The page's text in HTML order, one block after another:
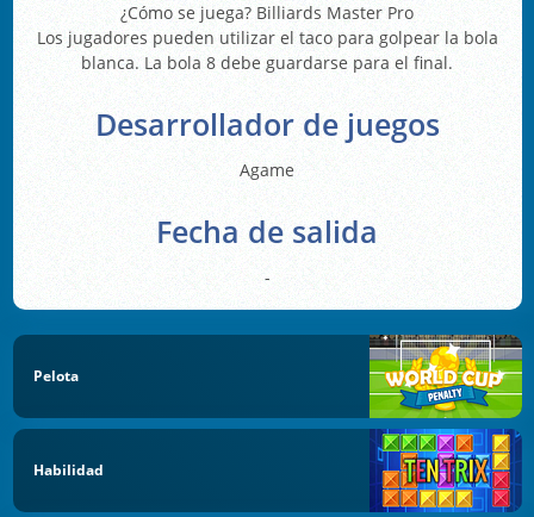
¿Cómo se juega? Billiards Master Pro
Los jugadores pueden utilizar el taco para golpear la bola
blanca. La bola 8 debe guardarse para el final.
Desarrollador de juegos
Agame
Fecha de salida
-
Pelota
Habilidad